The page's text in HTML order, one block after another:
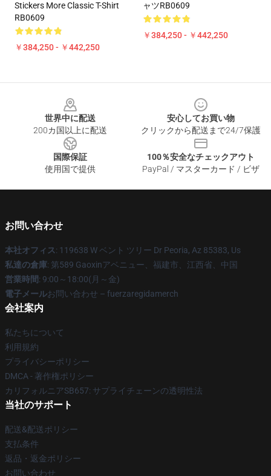
Stickers More Classic T-Shirt
RB0609
￥384,250 - ￥442,250
ャツRB0609
￥384,250 - ￥442,250
世界中に配送
200カ国以上に配送
安心してお買い物
クリックから配送まで24/7保護
国際保証
使用国で提供
100％安全なチェックアウト
PayPal / マスターカード / ビザ
お問い合わせ
本社オフィス: 119638 W ベント ツリー Dr Peoria, Az 85383, Us
私達の倉庫: 第589 Gaoxinアベニュー、福建市、江西省、中国
営業時間: 9:00～18:00(月～金)
電子メールお問い合わせ – fuerzaregidamerch
会社案内
私たちについて
利用規約
プライバシーポリシー
DMCA - 著作権ポリシー
カリフォルニアSB657: サプライチェーンの透明性法
当社のサポート
配送&配送ポリシー
支払条件
返品・返金ポリシー
お問い合わせ